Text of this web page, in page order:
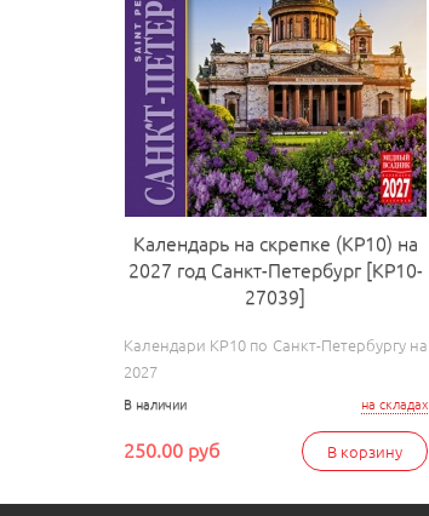
Календарь на скрепке (КР10) на
2027 год Санкт-Петербург [КР10-
27039]
Календари КР10 по Санкт-Петербургу на
2027
на складах
В наличии
В корзину
250.00 руб